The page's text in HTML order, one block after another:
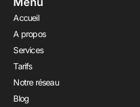
Accueil
A propos
Services
Tarifs
Notre réseau
Blog